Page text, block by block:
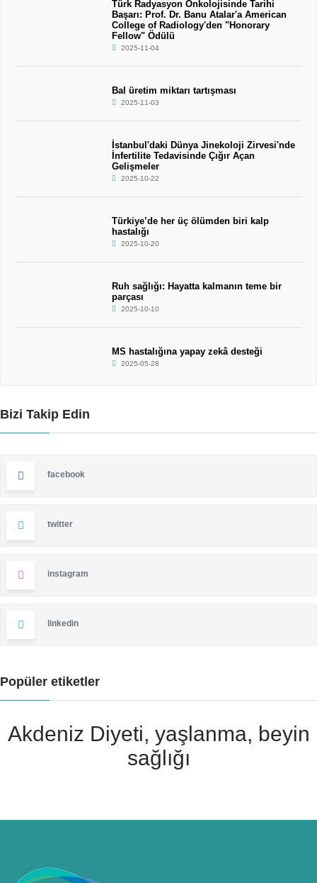
Türk Radyasyon Onkolojisinde Tarihi
Başarı: Prof. Dr. Banu Atalar'a American
College of Radiology'den "Honorary
Fellow" Ödülü
2025-11-04
Bal üretim miktarı tartışması
2025-11-03
İstanbul'daki Dünya Jinekoloji Zirvesi'nde
İnfertilite Tedavisinde Çığır Açan
Gelişmeler
2025-10-22
Türkiye’de her üç ölümden biri kalp
hastalığı
2025-10-20
Ruh sağlığı: Hayatta kalmanın teme bir
parçası
2025-10-10
MS hastalığına yapay zekâ desteği
2025-05-28
Bizi Takip Edin
facebook
twitter
instagram
linkedin
Popüler etiketler
Akdeniz Diyeti, yaşlanma, beyin
sağlığı